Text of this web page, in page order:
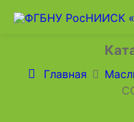
Главная